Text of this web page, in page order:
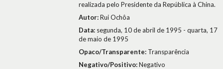
realizada pelo Presidente da República à China.
Autor:Rui Ochôa
Data: segunda, 10 de abril de 1995 - quarta, 17
de maio de 1995
Opaco/Transparente: Transparência
Negativo/Positivo:Negativo